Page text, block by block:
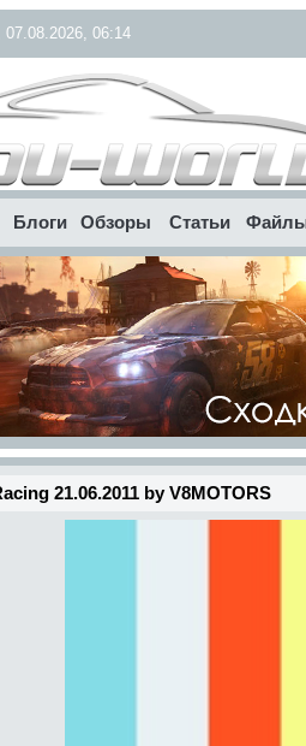
07.08.2026, 06:14
Блоги Обзоры Статьи
21.06.2011 by V8MOTORS